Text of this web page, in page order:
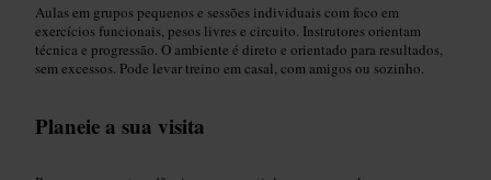
Aulas em grupos pequenos e sessões individuais com foco em
exercícios funcionais, pesos livres e circuito. Instrutores orientam
técnica e progressão. O ambiente é direto e orientado para resultados,
sem excessos. Pode levar treino em casal, com amigos ou sozinho.
Planeie a sua visita